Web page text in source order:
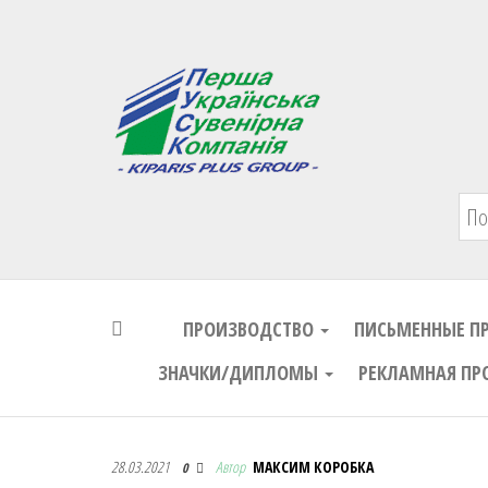
Первая Украинская Сувенирная
ПРОИЗВОДСТВО ПИСЬМЕННЫЕ
ЗНАЧКИ/ДИПЛОМЫ
РЕКЛАМНАЯ
Первая Украинская Сувенирная
28.03.2021 0 Автор МАКСИМ КОРОБКА